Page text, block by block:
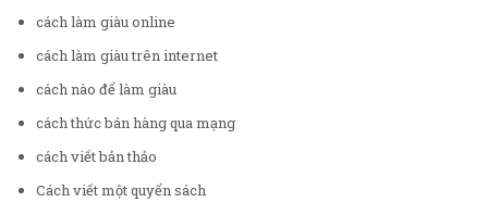
cách làm giàu online
cách làm giàu trên internet
cách nào để làm giàu
cách thức bán hàng qua mạng
cách viết bản thảo
Cách viết một quyển sách